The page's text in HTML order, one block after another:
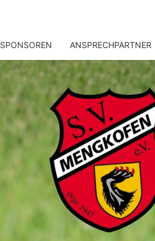
SPONSOREN ANSPRECHPARTNER